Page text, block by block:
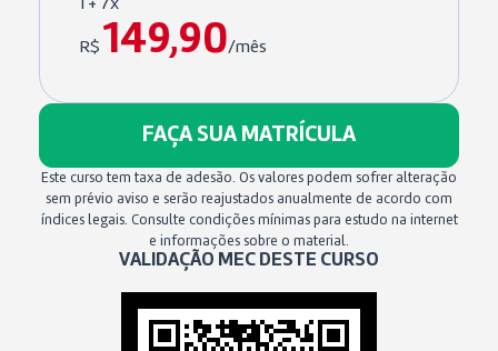
1 + 7x
R$ 149,90/mês
FAÇA SUA MATRÍCULA
Este curso tem taxa de adesão. Os valores podem sofrer alteração
sem prévio aviso e serão reajustados anualmente de acordo com
índices legais. Consulte condições mínimas para estudo na internet
e informações sobre o material.
VALIDAÇÃO MEC DESTE CURSO